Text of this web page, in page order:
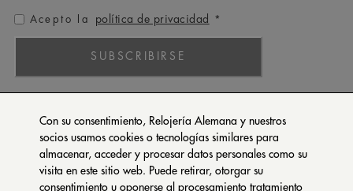
Con su consentimiento, Relojería Alemana y nuestros
socios usamos cookies o tecnologías similares para
almacenar, acceder y procesar datos personales como su
visita en este sitio web. Puede retirar, otorgar su
consentimiento u oponerse al procesamiento tratamiento
Acepto la política de privacidad *
SUBSCRIBIRSE
PATEK PHILIPPE
TUDOR
CARTIER